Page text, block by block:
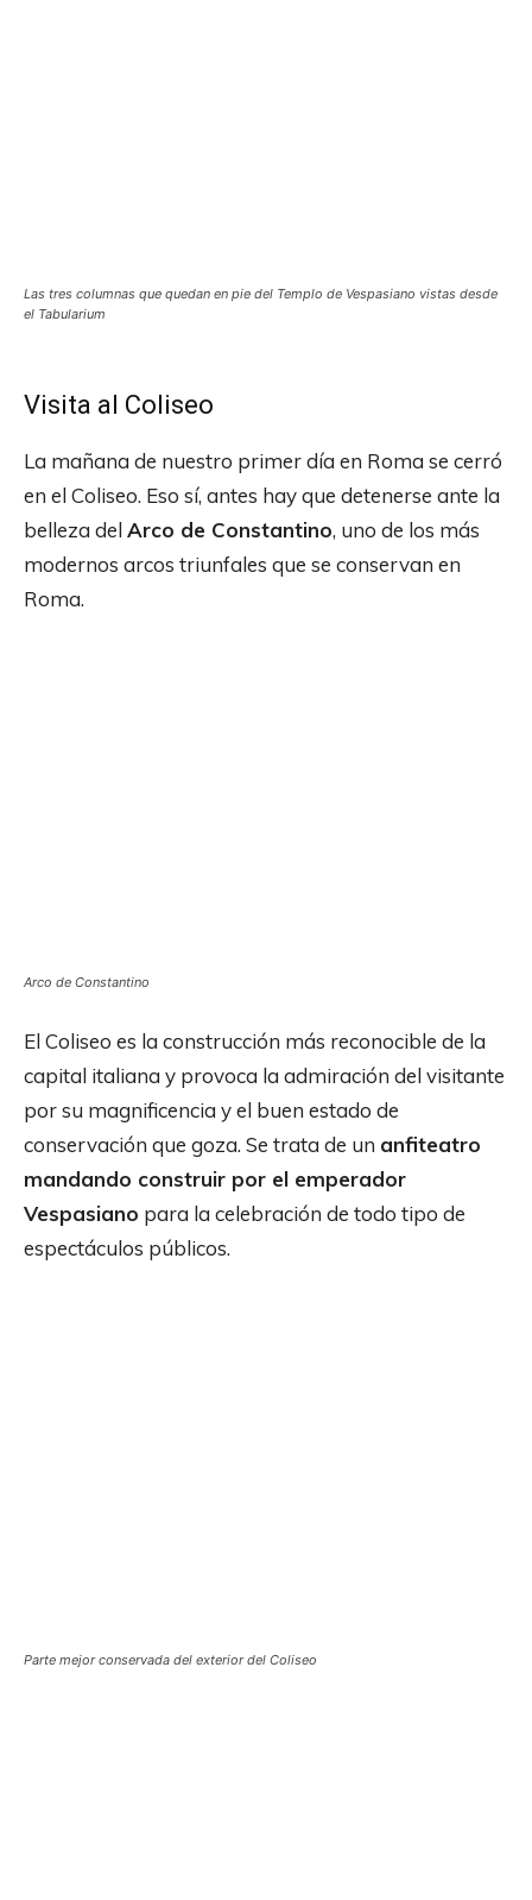
Las tres columnas que quedan en pie del Templo de Vespasiano vistas desde
el Tabularium
Visita al Coliseo
La mañana de nuestro primer día en Roma se cerró
en el Coliseo. Eso sí, antes hay que detenerse ante la
belleza delArco de Constantino, uno de los más
modernos arcos triunfales que se conservan en
Roma.
Arco de Constantino
El Coliseo es la construcción más reconocible de la
capital italiana y provoca la admiración del visitante
por su magnificencia y el buen estado de
conservación que goza. Se trata de un anfiteatro
mandando construir por el emperador
Vespasiano para la celebración de todo tipo de
espectáculos públicos.
Parte mejor conservada del exterior del Coliseo